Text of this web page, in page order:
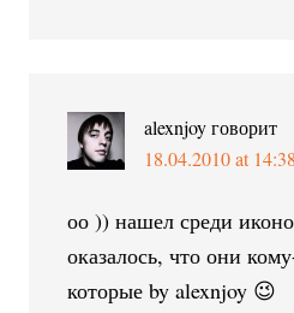
alexnjoy говорит
18.04.2010 at 14:38
оо )) нашел среди
оказалось, что они
которые by alexnjoy 😉